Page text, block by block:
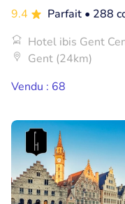
9.4 Parfait • 288
Hotel ibis Gent
Gent (24km)
Vendu : 68